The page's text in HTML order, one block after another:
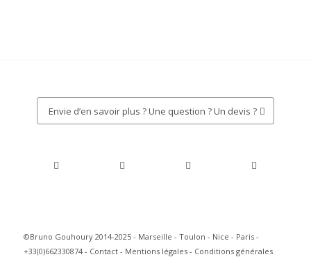
Envie d’en savoir plus ? Une question ? Un devis ?
©Bruno Gouhoury 2014-2025 - Marseille - Toulon - Nice - Paris -
+33(0)662330874 - Contact- Mentions légales- Conditions générales